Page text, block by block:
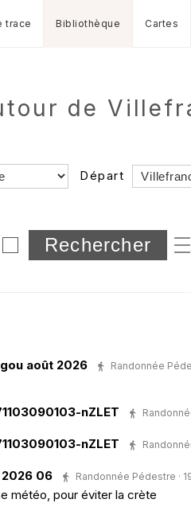
trace Bibliothèque Cartes
de
Départ
et sous-dossiers
août 2026 Randonnée
nZLET
nZLET
2026 06 Randonnée Pédestre ·
météo, pour éviter la crète